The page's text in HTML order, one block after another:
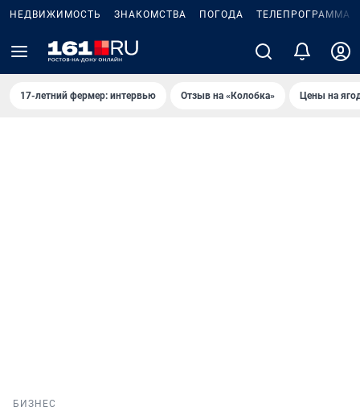
НЕДВИЖИМОСТЬ ЗНАКОМСТВА ПОГОДА ТЕЛЕПРОГРАММА
17-летний фермер: интервью Отзыв на «Колобка» Цены на
БИЗНЕС